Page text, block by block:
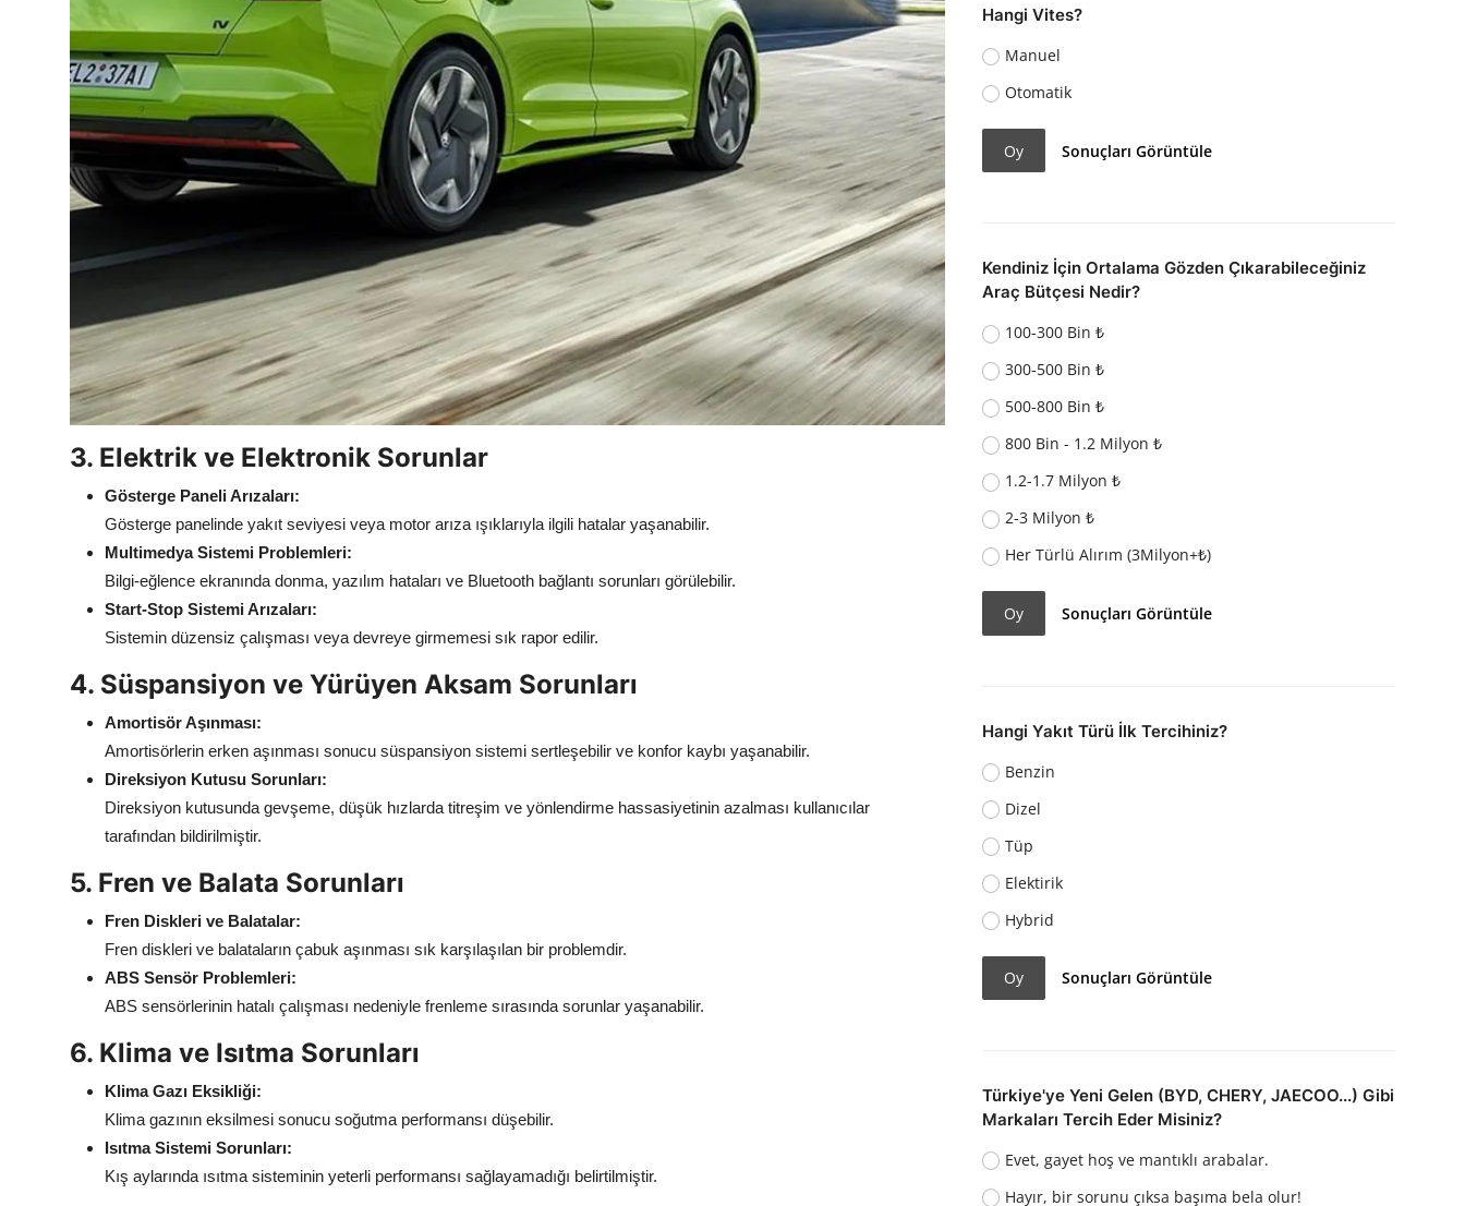
3. Elektrik ve Elektronik Sorunlar
Gösterge Paneli Arızaları:
Gösterge panelinde yakıt seviyesi veya motor arıza ışıklarıyla ilgili hatalar yaşanabilir.
Multimedya Sistemi Problemleri:
Bilgi-eğlence ekranında donma, yazılım hataları ve Bluetooth bağlantı sorunları görülebilir.
Start-Stop Sistemi Arızaları:
Sistemin düzensiz çalışması veya devreye girmemesi sık rapor edilir.
4. Süspansiyon ve Yürüyen Aksam Sorunları
Amortisör Aşınması:
Amortisörlerin erken aşınması sonucu süspansiyon sistemi sertleşebilir ve konfor kaybı yaşanabilir.
Direksiyon Kutusu Sorunları:
Direksiyon kutusunda gevşeme, düşük hızlarda titreşim ve yönlendirme hassasiyetinin azalması kullanıcılar
tarafından bildirilmiştir.
5. Fren ve Balata Sorunları
Fren Diskleri ve Balatalar:
Fren diskleri ve balataların çabuk aşınması sık karşılaşılan bir problemdir.
ABS Sensör Problemleri:
ABS sensörlerinin hatalı çalışması nedeniyle frenleme sırasında sorunlar yaşanabilir.
6. Klima ve Isıtma Sorunları
Klima Gazı Eksikliği:
Klima gazının eksilmesi sonucu soğutma performansı düşebilir.
Isıtma Sistemi Sorunları:
Kış aylarında ısıtma sisteminin yeterli performansı sağlayamadığı belirtilmiştir.
Hangi Vites?
Manuel
Otomatik
Oy Sonuçları Görüntüle
Kendiniz İçin Ortalama Gözden Çıkarabileceğiniz
Araç Bütçesi Nedir?
100-300 Bin ₺
300-500 Bin ₺
500-800 Bin ₺
800 Bin - 1.2 Milyon ₺
1.2-1.7 Milyon ₺
2-3 Milyon ₺
Her Türlü Alırım (3Milyon+₺)
Oy Sonuçları Görüntüle
Hangi Yakıt Türü İlk Tercihiniz?
Benzin
Dizel
Tüp
Elektirik
Hybrid
Oy Sonuçları Görüntüle
Türkiye'ye Yeni Gelen (BYD, CHERY, JAECOO...) Gibi
Markaları Tercih Eder Misiniz?
Evet, gayet hoş ve mantıklı arabalar.
Hayır, bir sorunu çıksa başıma bela olur!